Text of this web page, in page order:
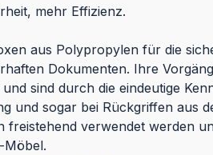
mehr Effizienz.
aus Polypropylen für die
Dokumenten. Ihre
sind durch die eindeutige
und sogar bei Rückgriffen aus
freistehend verwendet werden
Möbel.